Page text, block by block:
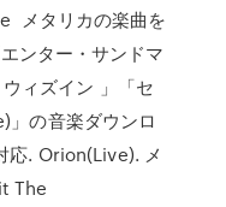
メタリカの楽曲を
ンター・サンドマ
ィズイン 」「セ
」の音楽ダウンロ
. Orion(Live). メ
The